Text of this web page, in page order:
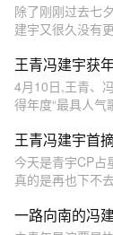
除了刚刚过去七
建宇又很久没有
王青冯建宇获
4月10日,王青、
得年度“最具人气
王青冯建宇首
今天是青宇CP占
真的是再也下不
一路向南的冯